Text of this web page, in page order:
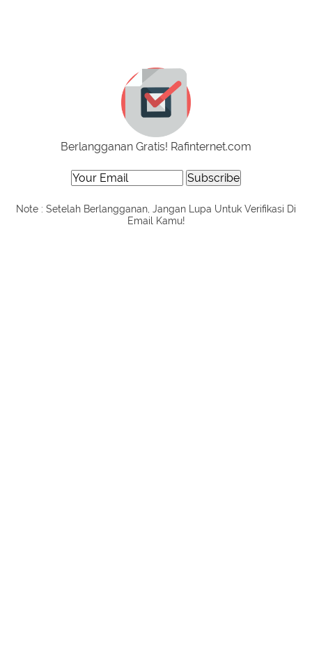
Berlangganan Gratis! Rafinternet.com
Note : Setelah Berlangganan, Jangan Lupa Untuk Verifikasi Di
Email Kamu!